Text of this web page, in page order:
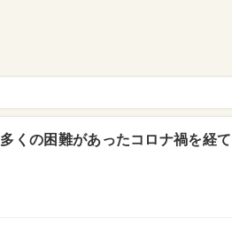
くの困難があったコロナ禍を経て